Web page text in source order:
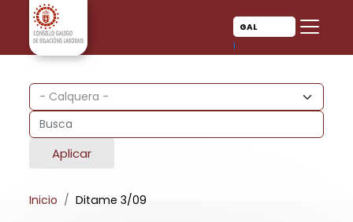
Ir o contido principal
GAL
Aplicar
Inicio Ditame 3/09